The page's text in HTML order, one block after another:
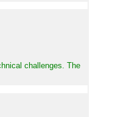
challenges. The